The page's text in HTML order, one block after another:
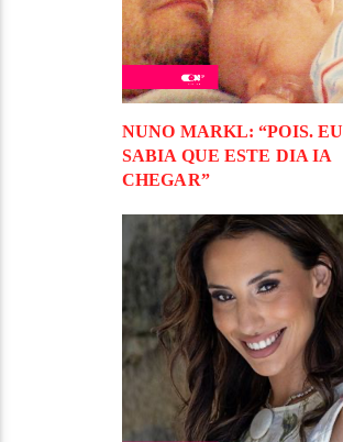
NUNO MARKL: “POIS. EU
SABIA QUE ESTE DIA IA
CHEGAR”